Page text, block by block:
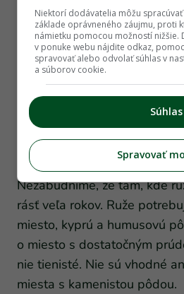
Miesto
Nezabudnime, že tam, kde
rásť veľa rokov. Ruže
miesto, kyprú a humusovú
o miesto s dostatočným
nie tienisté. Nie sú vhodné
miesta s kamenistou pôdou.
Niektorí dodávatelia môžu
základe oprávneného záujmu, proti
námietku pomocou možností nižšie.
v ponuke webu nájdite odkaz,
spravovať alebo odvolať súhlas v
a súborov cookie.
Súhlas
Spravovať